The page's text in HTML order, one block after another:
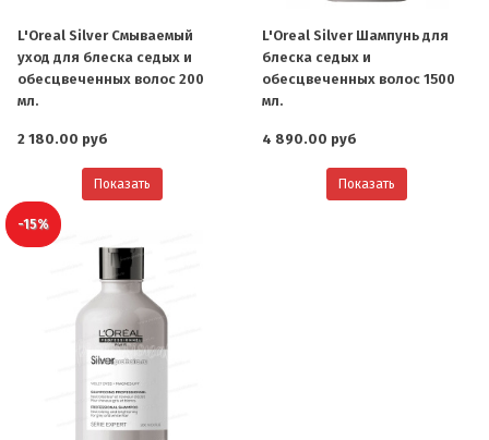
L'Oreal Silver Смываемый
уход для блеска седых и
обесцвеченных волос 200
мл.
2 180.00 руб
Показать
L'Oreal Silver Шампунь для
блеска седых и
обесцвеченных волос 1500
мл.
4 890.00 руб
Показать
-15%
О компании
Ваша скидка